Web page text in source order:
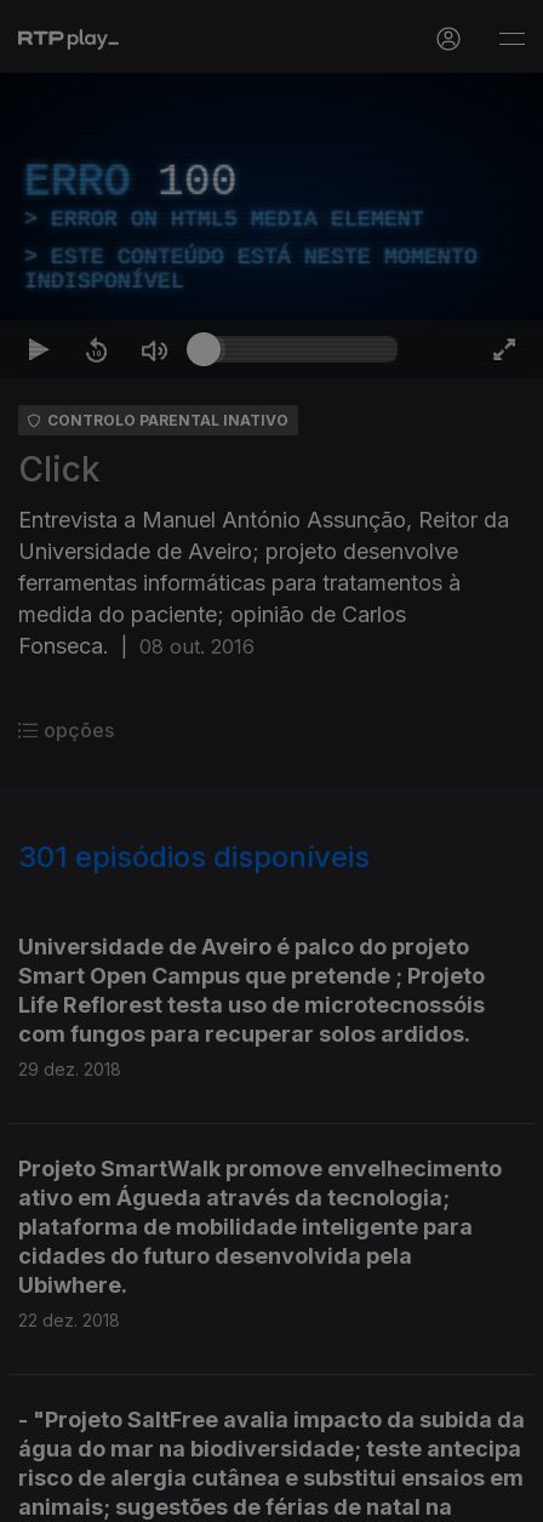
ERRO 100
ERROR ON HTML5 MEDIA ELEMENT
ESTE CONTEÚDO ESTÁ NESTE MOMENTO
INDISPONÍVEL
CONTROLO PARENTAL INATIVO
Click
Entrevista a Manuel António Assunção, Reitor da
Universidade de Aveiro; projeto desenvolve
ferramentas informáticas para tratamentos à
medida do paciente; opinião de Carlos
Fonseca.
08 out. 2016
opções
301 episódios disponíveis
Universidade de Aveiro é palco do projeto
Smart Open Campus que pretende ; Projeto
Life Reflorest testa uso de microtecnossóis
com fungos para recuperar solos ardidos.
29 dez. 2018
Projeto SmartWalk promove envelhecimento
ativo em Águeda através da tecnologia;
plataforma de mobilidade inteligente para
cidades do futuro desenvolvida pela
Ubiwhere.
22 dez. 2018
- "Projeto SaltFree avalia impacto da subida da
água do mar na biodiversidade; teste antecipa
risco de alergia cutânea e substitui ensaios em
animais; sugestões de férias de natal na